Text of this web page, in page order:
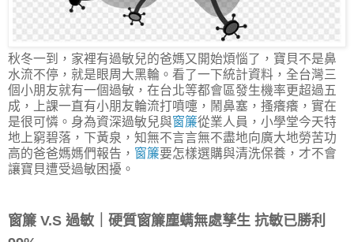
秋冬一到，家裡有過敏兒的爸媽又開始煩惱了，寶貝不是鼻
水流不停，就是眼周大黑輪。看了一下統計資料，全台灣三
個小朋友就有一個過敏，在台北等都會區發生機率更超過五
成，上課一直有小朋友輪流打噴嚏，鬧鼻塞，搔癢癢，實在
是很可憐。身為資深過敏兒與窗簾從業人員，小學堂今天特
地上窮碧落，下黃泉，知無不言言無不盡地向廣大地勞苦功
高的爸爸媽媽們報告， 窗簾要怎樣選購與清洗保養，才不會
讓寶貝遭受過敏困擾。
窗簾 V.S 過敏｜硬質窗簾塵螨無處孳生 抗敏已勝利